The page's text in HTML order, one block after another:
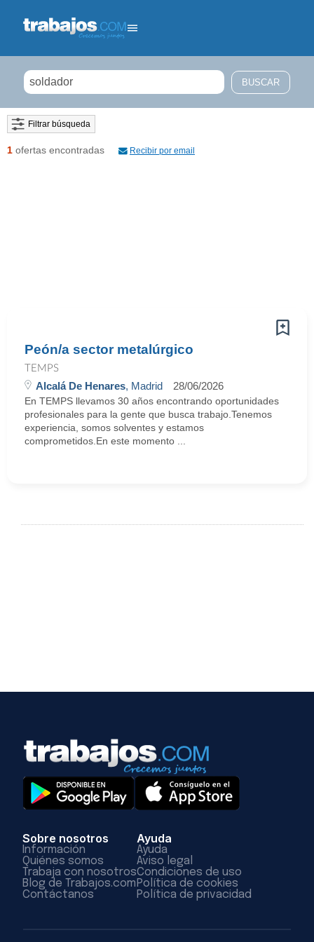
Filtrar búsqueda
1 ofertas encontradas Recibir por email
Peón/a sector metalúrgico
TEMPS
Alcalá De Henares, Madrid 28/06/2026
En TEMPS llevamos 30 años encontrando oportunidades
profesionales para la gente que busca trabajo.Tenemos
experiencia, somos solventes y estamos
comprometidos.En este momento ...
Sobre nosotros
Información
Quiénes somos
Trabaja con nosotros
Blog de Trabajos.com
Contáctanos
Ayuda
Ayuda
Aviso legal
Condiciones de uso
Política de cookies
Política de privacidad